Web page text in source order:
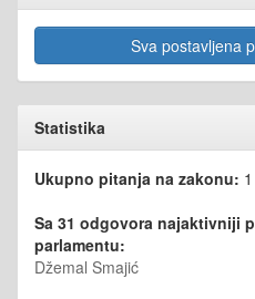
Sva postavljena
Statistika
Ukupno pitanja na zakonu: 1
Sa 31 odgovora najaktivniji
parlamentu:
Džemal Smajić